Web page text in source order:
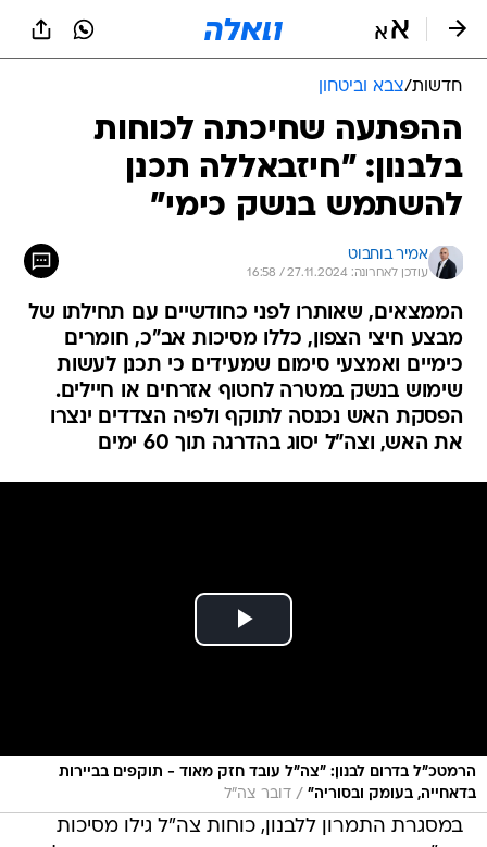
חדשות/צבא וביטחון
ההפתעה שחיכתה לכוחות
בלבנון: "חיזבאללה תכנן
להשתמש בנשק כימי"
אמיר בוחבוט
עודכן לאחרונה: 27.11.2024 / 16:58
הממצאים, שאותרו לפני כחודשיים עם תחילתו של
מבצע חיצי הצפון, כללו מסיכות אב"כ, חומרים
כימיים ואמצעי סימום שמעידים כי תכנן לעשות
שימוש בנשק במטרה לחטוף אזרחים או חיילים.
הפסקת האש נכנסה לתוקף ולפיה הצדדים ינצרו
את האש, וצה"ל יסוג בהדרגה תוך 60 ימים
הרמטכ״ל בדרום לבנון: ״צה״ל עובד חזק מאוד - תוקפים בביירות
בדאחייה, בעומק ובסוריה״ / דובר צה"ל
במסגרת התמרון ללבנון, כוחות צה"ל גילו מסיכות